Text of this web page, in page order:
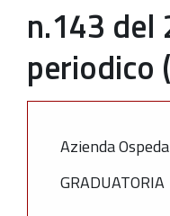
n.143 del
periodico
Azienda
GRADUATORIA